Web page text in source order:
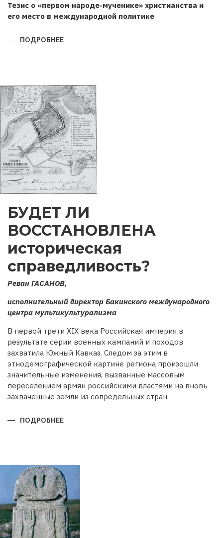
Тезис о «первом народе-мученике» христианства и
его место в международной политике
ПОДРОБНЕЕ
БУДЕТ ЛИ
ВОССТАНОВЛЕНА
историческая
справедливость?
Реван ГАСАНОВ,
исполнительный директор Бакинского международного
центра мультикультурализма
В первой трети XIX века Российская империя в
результате серии военных кампаний и походов
захватила Южный Кавказ. Следом за этим в
этнодемографической картине региона произошли
значительные изменения, вызванные массовым
переселением армян российскими властями на вновь
захваченные земли из сопредельных стран.
ПОДРОБНЕЕ